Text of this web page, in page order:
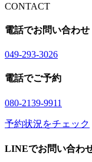
CONTACT
電話でお問い合わせ
049-293-3026
電話でご予約
080-2139-9911
予約状況をチェック
LINEでお問い合わ